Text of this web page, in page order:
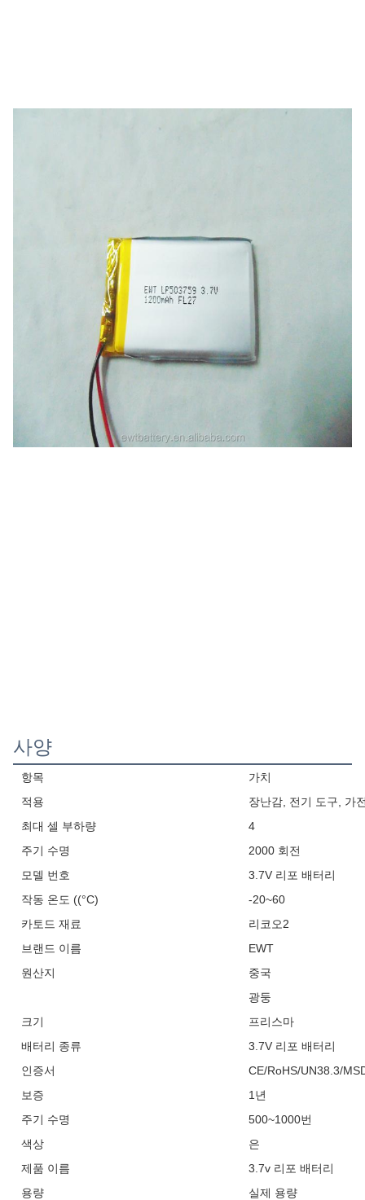
사양
항목
가치
적용
장난감, 전기 도구, 가
최대 셀 부하량
4
주기 수명
2000 회전
모델 번호
3.7V 리포 배터리
작동 온도 ((°C)
-20~60
카토드 재료
리코오2
브랜드 이름
EWT
원산지
중국
광둥
크기
프리스마
배터리 종류
3.7V 리포 배터리
인증서
CE/RoHS/UN38.3/
보증
1년
주기 수명
500~1000번
색상
은
제품 이름
3.7v 리포 배터리
용량
실제 용량